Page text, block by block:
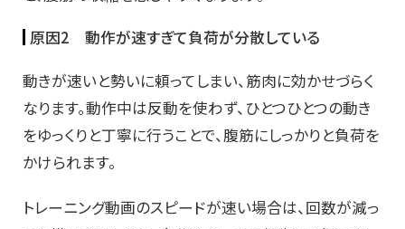
原因2 動作が速すぎて負荷が分散している
動きが速いと勢いに頼ってしまい、筋肉に効かせづらく
なります。動作中は反動を使わず、ひとつひとつの動き
をゆっくりと丁寧に行うことで、腹筋にしっかりと負荷を
かけられます。
トレーニング動画のスピードが速い場合は、回数が減っ